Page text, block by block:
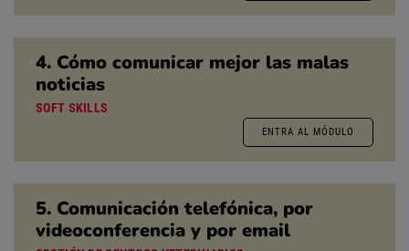
4. Cómo comunicar mejor las malas
noticias
SOFT SKILLS
ENTRA AL MÓDULO
5. Comunicación telefónica, por
videoconferencia y por email